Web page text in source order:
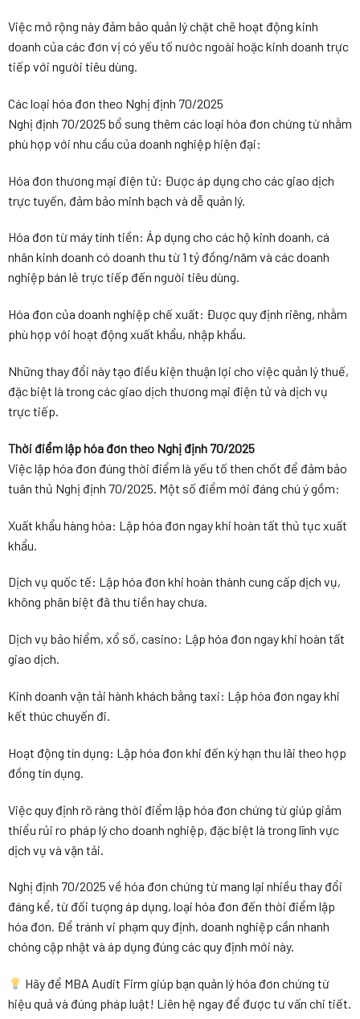
Việc mở rộng này đảm bảo quản lý chặt chẽ hoạt động kinh
doanh của các đơn vị có yếu tố nước ngoài hoặc kinh doanh trực
tiếp với người tiêu dùng.
Các loại hóa đơn theo Nghị định 70/2025
Nghị định 70/2025 bổ sung thêm các loại hóa đơn chứng từ nhằm
phù hợp với nhu cầu của doanh nghiệp hiện đại:
Hóa đơn thương mại điện tử: Được áp dụng cho các giao dịch
trực tuyến, đảm bảo minh bạch và dễ quản lý.
Hóa đơn từ máy tính tiền: Áp dụng cho các hộ kinh doanh, cá
nhân kinh doanh có doanh thu từ 1 tỷ đồng/năm và các doanh
nghiệp bán lẻ trực tiếp đến người tiêu dùng.
Hóa đơn của doanh nghiệp chế xuất: Được quy định riêng, nhằm
phù hợp với hoạt động xuất khẩu, nhập khẩu.
Những thay đổi này tạo điều kiện thuận lợi cho việc quản lý thuế,
đặc biệt là trong các giao dịch thương mại điện tử và dịch vụ
trực tiếp.
Thời điểm lập hóa đơn theo Nghị định 70/2025
Việc lập hóa đơn đúng thời điểm là yếu tố then chốt để đảm bảo
tuân thủ Nghị định 70/2025. Một số điểm mới đáng chú ý gồm:
Xuất khẩu hàng hóa: Lập hóa đơn ngay khi hoàn tất thủ tục xuất
khẩu.
Dịch vụ quốc tế: Lập hóa đơn khi hoàn thành cung cấp dịch vụ,
không phân biệt đã thu tiền hay chưa.
Dịch vụ bảo hiểm, xổ số, casino: Lập hóa đơn ngay khi hoàn tất
giao dịch.
Kinh doanh vận tải hành khách bằng taxi: Lập hóa đơn ngay khi
kết thúc chuyến đi.
Hoạt động tín dụng: Lập hóa đơn khi đến kỳ hạn thu lãi theo hợp
đồng tín dụng.
Việc quy định rõ ràng thời điểm lập hóa đơn chứng từ giúp giảm
thiểu rủi ro pháp lý cho doanh nghiệp, đặc biệt là trong lĩnh vực
dịch vụ và vận tải.
Nghị định 70/2025 về hóa đơn chứng từ mang lại nhiều thay đổi
đáng kể, từ đối tượng áp dụng, loại hóa đơn đến thời điểm lập
hóa đơn. Để tránh vi phạm quy định, doanh nghiệp cần nhanh
chóng cập nhật và áp dụng đúng các quy định mới này.
Hãy để MBA Audit Firm giúp bạn quản lý hóa đơn chứng từ
hiệu quả và đúng pháp luật! Liên hệ ngay để được tư vấn chi tiết.